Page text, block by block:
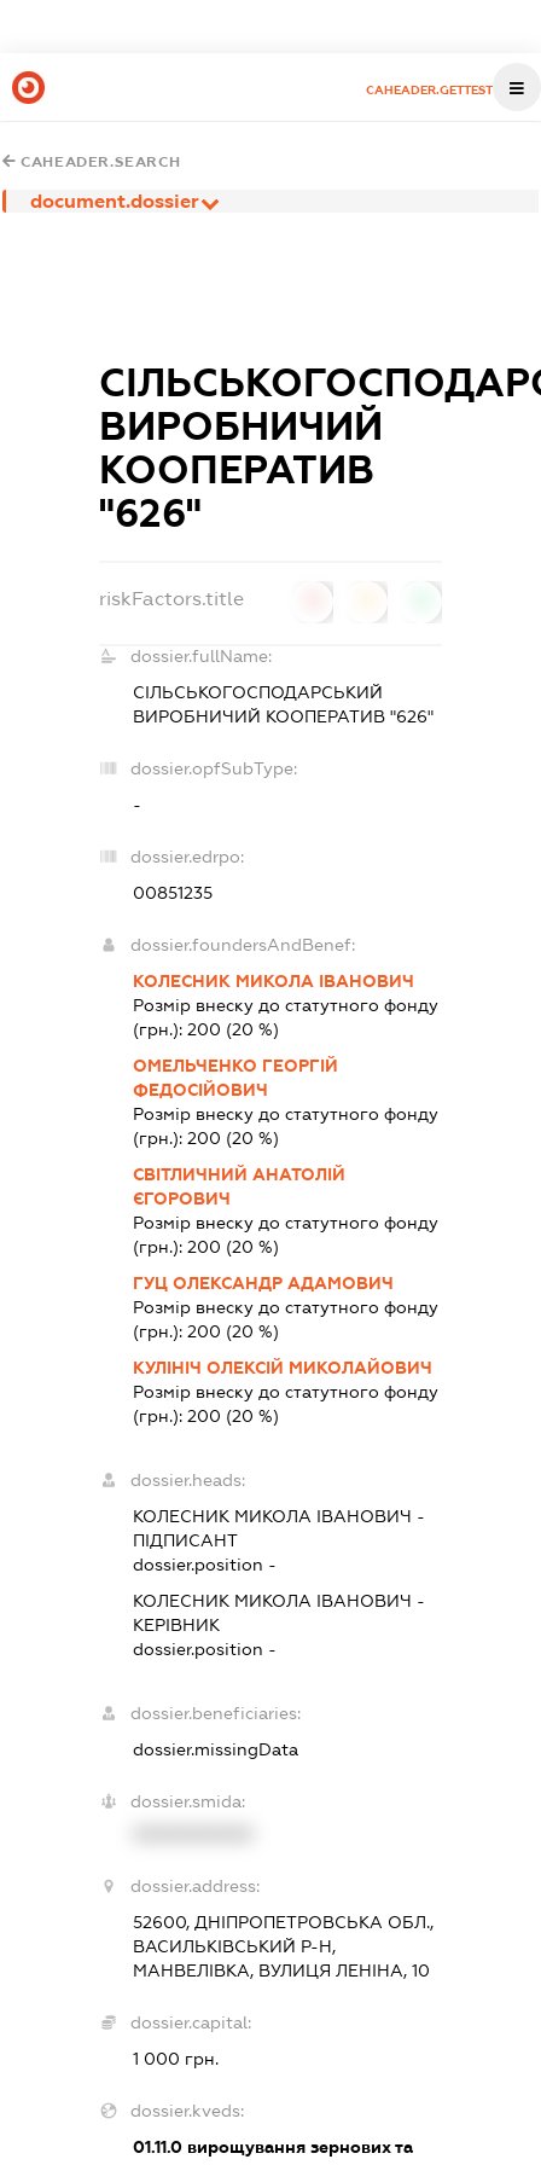
CAHEADER.GETTEST
CAHEADER.SEARCH
document.dossier
ВИРОБНИЧИЙ
КООПЕРАТИВ
"626"
riskFactors.title
dossier.fullName:
СІЛЬСЬКОГОСПОДАРСЬКИЙ
ВИРОБНИЧИЙ КООПЕРАТИВ "626"
dossier.opfSubType:
-
dossier.edrpo:
00851235
dossier.foundersAndBenef:
КОЛЕСНИК МИКОЛА ІВАНОВИЧ
Розмір внеску до статутного фонду
(грн.): 200 (20 %)
ОМЕЛЬЧЕНКО ГЕОРГІЙ
ФЕДОСІЙОВИЧ
Розмір внеску до статутного фонду
(грн.): 200 (20 %)
СВІТЛИЧНИЙ АНАТОЛІЙ
ЄГОРОВИЧ
Розмір внеску до статутного фонду
(грн.): 200 (20 %)
ГУЦ ОЛЕКСАНДР АДАМОВИЧ
Розмір внеску до статутного фонду
(грн.): 200 (20 %)
КУЛІНІЧ ОЛЕКСІЙ МИКОЛАЙОВИЧ
Розмір внеску до статутного фонду
(грн.): 200 (20 %)
dossier.heads:
КОЛЕСНИК МИКОЛА ІВАНОВИЧ -
ПІДПИСАНТ
dossier.position -
КОЛЕСНИК МИКОЛА ІВАНОВИЧ -
КЕРІВНИК
dossier.position -
dossier.beneficiaries:
dossier.missingData
dossier.smida:
dossier.address:
52600, ДНІПРОПЕТРОВСЬКА ОБЛ.,
ВАСИЛЬКІВСЬКИЙ Р-Н,
МАНВЕЛІВКА, ВУЛИЦЯ ЛЕНІНА, 10
dossier.capital:
1 000 грн.
dossier.kveds:
01.11.0вирощування зернових та